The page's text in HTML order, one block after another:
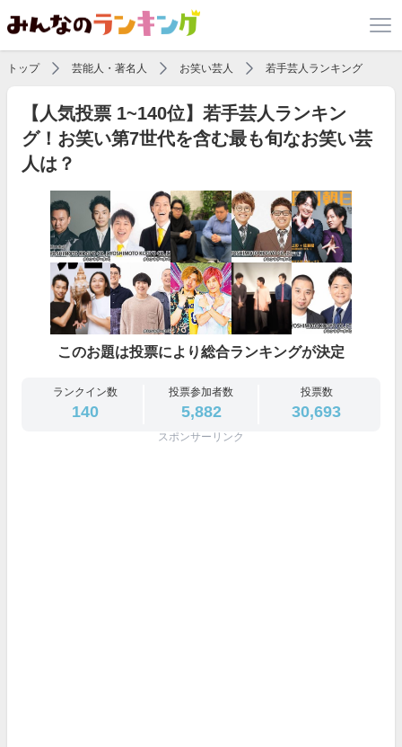
トップ 芸能人・著名人 お笑い芸人 若手芸人ランキング
【人気投票 1~140位】若手芸人ランキン
グ！お笑い第7世代を含む最も旬なお笑い芸
人は？
このお題は投票により総合ランキングが決定
ランクイン数
140
投票参加者数
5,882
投票数
30,693
スポンサーリンク